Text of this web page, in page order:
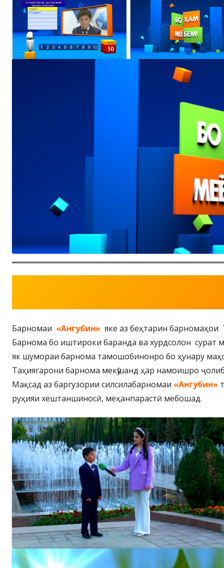
Барномаи «Ангубин» яке аз беҳтарин
Барнома бо иштироки баранда ва хурдсолон сурат
як шумораи барнома тамошобинонро бо ҳунару
Таҳиягарони барнома мекӯшанд ҳар намоишро
Мақсад аз баргузории силсилабарномаи «Ангубин»
руҳияи хештаншиносӣ, меҳанпарастӣ мебошад.